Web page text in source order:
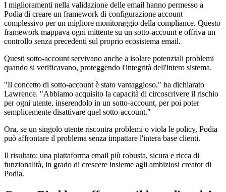
I miglioramenti nella validazione delle email hanno permesso a
Podia di creare un framework di configurazione account
complessivo per un migliore monitoraggio della compliance. Questo
framework mappava ogni mittente su un sotto-account e offriva un
controllo senza precedenti sul proprio ecosistema email.
Questi sotto-account servivano anche a isolare potenziali problemi
quando si verificavano, proteggendo l'integrità dell'intero sistema.
"Il concetto di sotto-account è stato vantaggioso," ha dichiarato
Lawrence. "Abbiamo acquisito la capacità di circoscrivere il rischio
per ogni utente, inserendolo in un sotto-account, per poi poter
semplicemente disattivare quel sotto-account."
Ora, se un singolo utente riscontra problemi o viola le policy, Podia
può affrontare il problema senza impattare l'intera base clienti.
Il risultato: una piattaforma email più robusta, sicura e ricca di
funzionalità, in grado di crescere insieme agli ambiziosi creator di
Podia.